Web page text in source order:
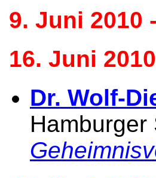
9. Juni 2010
16. Juni
Dr. Wolf-
Hamburger